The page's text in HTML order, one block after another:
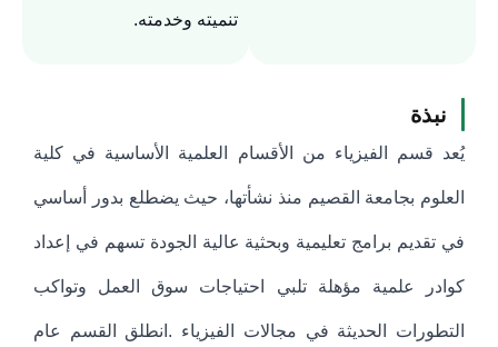
تنميته وخدمته.
نبذة
يُعد قسم الفيزياء من الأقسام العلمية الأساسية في كلية
العلوم بجامعة القصيم منذ نشأتها، حيث يضطلع بدور أساسي
في تقديم برامج تعليمية وبحثية عالية الجودة تسهم في إعداد
كوادر علمية مؤهلة تلبي احتياجات سوق العمل وتواكب
التطورات الحديثة في مجالات الفيزياء .انطلق القسم عام